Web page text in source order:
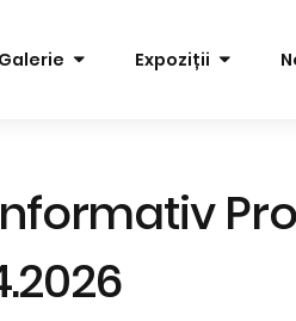
Galerie Expoziții